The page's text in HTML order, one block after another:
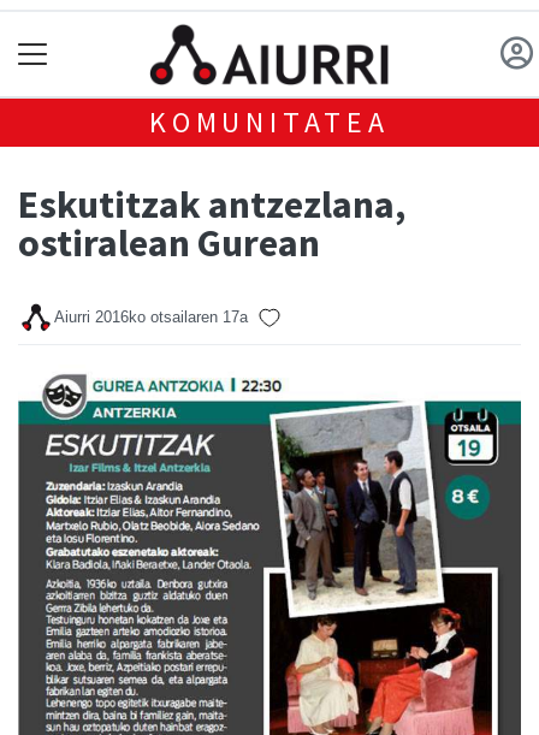
KOMUNITATEA
Eskutitzak antzezlana,
ostiralean Gurean
Aiurri 2016ko otsailaren 17a